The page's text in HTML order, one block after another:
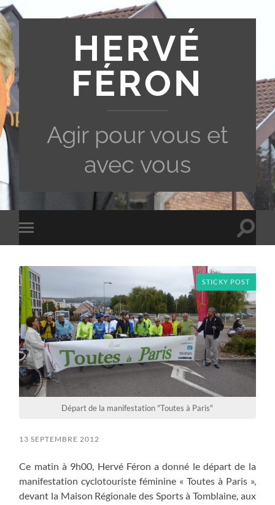
HERVÉ
FÉRON
Agir pour vous et
avec vous
Toggle
mobile
Toggle
STICKY POST
Départ de la manifestation "Toutes à Paris"
13 SEPTEMBRE 2012
Ce matin à 9h00, Hervé Féron a donné le départ de la
manifestation cyclotouriste féminine « Toutes à Paris »,
devant la Maison Régionale des Sports à Tomblaine, aux